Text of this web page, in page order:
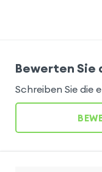
Bewerten Sie
Schreiben Sie die